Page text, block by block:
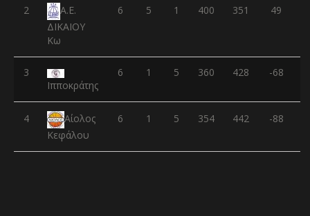
2
Α.Ε.
ΔΙΚΑΙΟΥ
Κω
6 5 1 400 351 49
3
Ιπποκράτης
6 1 5 360 428 -68
4
Αίολος
Κεφάλου
6 1 5 354 442 -88